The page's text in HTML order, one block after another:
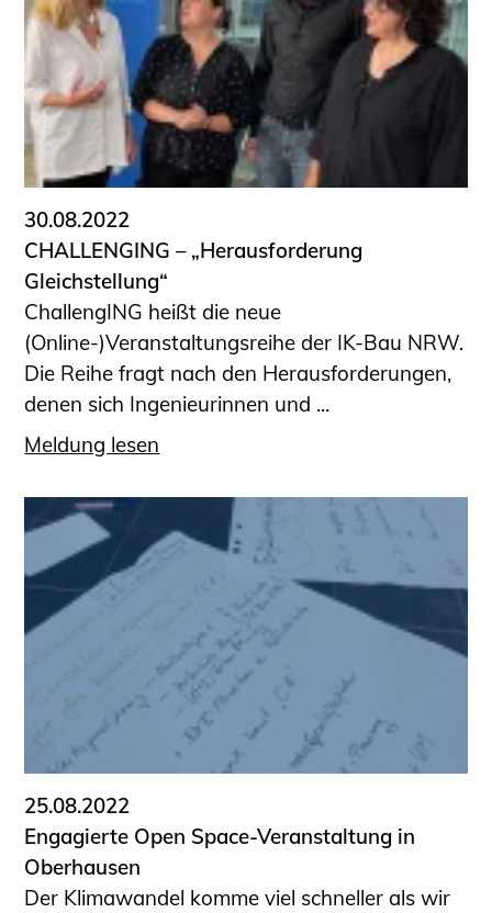
30.08.2022
CHALLENGING – „Herausforderung
Gleichstellung“
ChallengING heißt die neue
(Online-)Veranstaltungsreihe der IK-Bau NRW.
Die Reihe fragt nach den Herausforderungen,
denen sich Ingenieurinnen und ...
Meldung lesen
25.08.2022
Engagierte Open Space-Veranstaltung in
Oberhausen
Der Klimawandel komme viel schneller als wir